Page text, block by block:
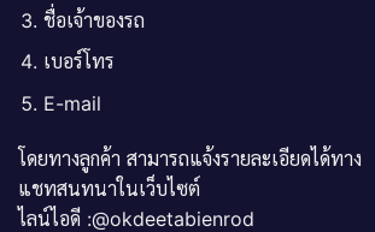
ชื่อเจ้าของรถ
เบอร์โทร
E-mail
โดยทางลูกค้า สามารถแจ้งรายละเอียดได้ทาง
แชทสนทนาในเว็บไซต์
ไลน์ไอดี :@okdeetabienrod